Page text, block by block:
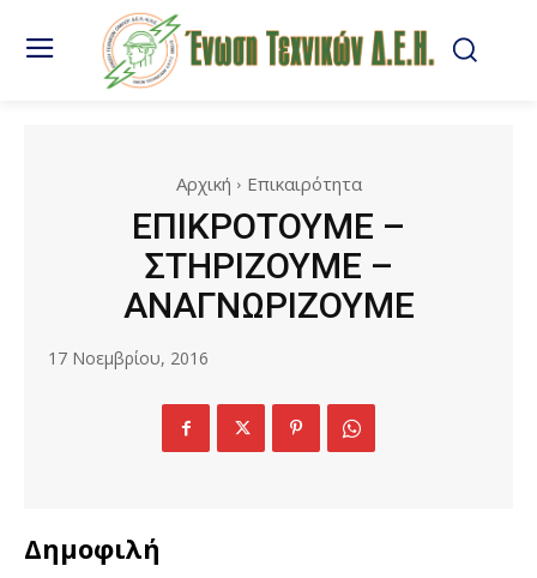
Αρχική Επικαιρότητα
ΕΠΙΚΡΟΤΟΥΜΕ –
ΣΤΗΡΙΖΟΥΜΕ –
ΑΝΑΓΝΩΡΙΖΟΥΜΕ
17 Νοεμβρίου, 2016
Δημοφιλή